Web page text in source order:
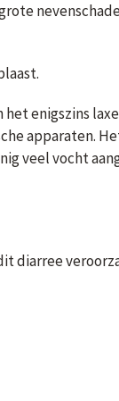
enigszins
apparaten.
veel vocht
diarree